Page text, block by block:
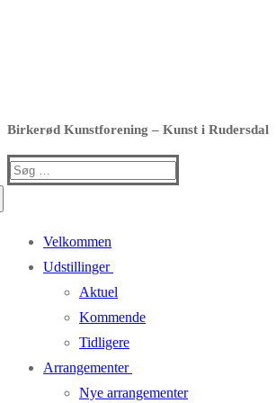
Birkerød Kunstforening – Kunst i Rudersdal
Søg
Velkommen
Udstillinger
Aktuel
Kommende
Tidligere
Arrangementer
Nye arrangementer